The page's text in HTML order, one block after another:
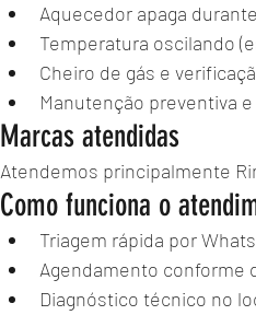
Aquecedor apaga
Temperatura oscilando
Cheiro de gás e
Manutenção preventiva
Marcas atendidas
Atendemos principalmente
Como funciona o
Triagem rápida por
Agendamento conforme
Diagnóstico técnico no